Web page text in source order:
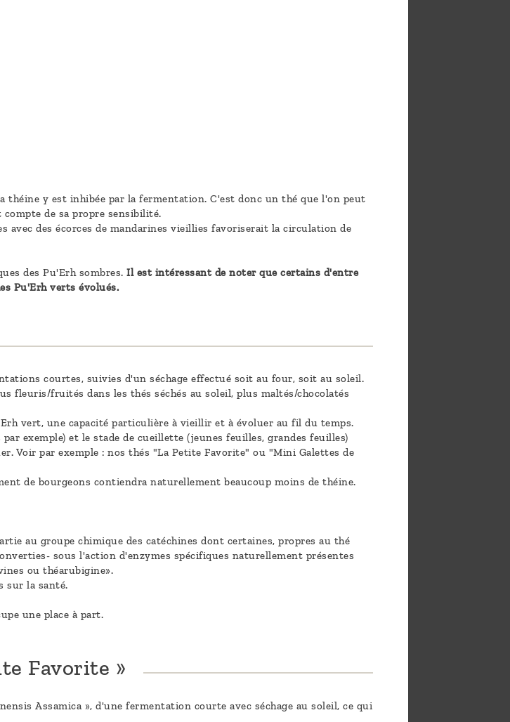
théine y est inhibée par la fermentation. C'est donc un thé que l'on peut
de sa propre sensibilité.
avec des écorces de mandarines vieillies favoriserait la circulation de
des Pu'Erh sombres. Il est intéressant de noter que certains d'entre
Pu'Erh verts évolués.
courtes, suivies d'un séchage effectué soit au four, soit au soleil.
fleuris/fruités dans les thés séchés au soleil, plus maltés/chocolatés
vert, une capacité particulière à vieillir et à évoluer au fil du temps.
exemple) et le stade de cueillette (jeunes feuilles, grandes feuilles)
Voir par exemple : nos thés "La Petite Favorite" ou "Mini Galettes de
de bourgeons contiendra naturellement beaucoup moins de théine.
au groupe chimique des catéchines dont certaines, propres au thé
sous l'action d'enzymes spécifiques naturellement présentes
ou théarubigine».
sur la santé.
une place à part.
Favorite »
Assamica », d'une fermentation courte avec séchage au soleil, ce qui